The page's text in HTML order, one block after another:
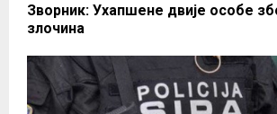
Зворник: Ухапшене двије особе
злочина